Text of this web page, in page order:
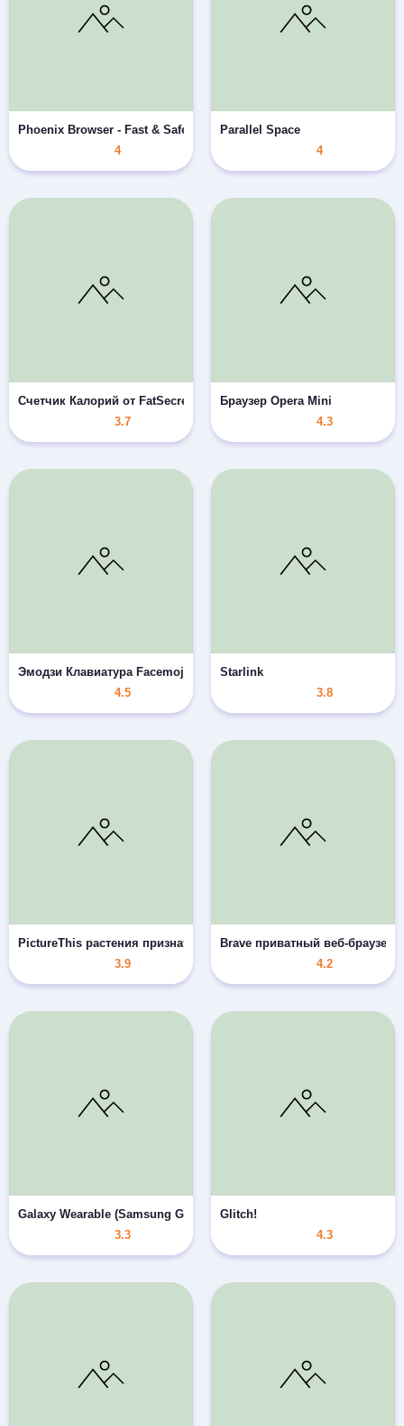
Phoenix Browser - Fast & Safe
4
Parallel Space
4
Счетчик Калорий от FatSecret
3.7
Браузер Opera Mini
4.3
Эмодзи Клавиатура Facemoji: Emoji, смайлики, GIFs
4.5
Starlink
3.8
PictureThis растения признать
3.9
Brave приватный веб-браузер
4.2
Galaxy Wearable (Samsung Gear)
3.3
Glitch!
4.3